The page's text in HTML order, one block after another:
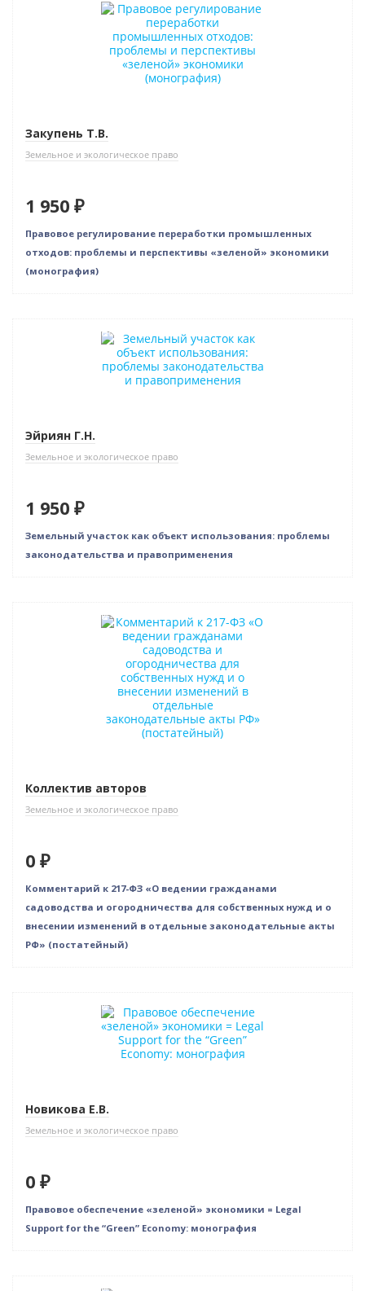
Закупень Т.В.
Земельное и экологическое право
1 950 ₽
Правовое регулирование переработки промышленных
отходов: проблемы и перспективы «зеленой» экономики
(монография)
Индивидуальный подход
Эйриян Г.Н.
Земельное и экологическое право
1 950 ₽
Земельный участок как объект использования: проблемы
законодательства и правоприменения
Нет в наличии
Коллектив авторов
Земельное и экологическое право
0 ₽
Комментарий к 217-ФЗ «О ведении гражданами
садоводства и огородничества для собственных нужд и о
внесении изменений в отдельные законодательные акты
РФ» (постатейный)
Нет в наличии
Новикова Е.В.
Земельное и экологическое право
0 ₽
Правовое обеспечение «зеленой» экономики = Legal
Support for the “Green” Economy: монография